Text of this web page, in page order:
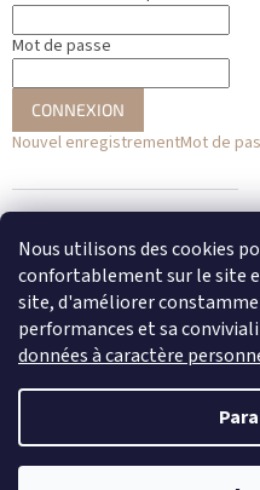
Nous utilisons des cookies
confortablement sur le site
site, d'améliorer
performances et sa
données à caractère
Mot de passe
CONNEXION
Nouvel enregistrementMot de
Se
Se
Copyright 2026DENATO.